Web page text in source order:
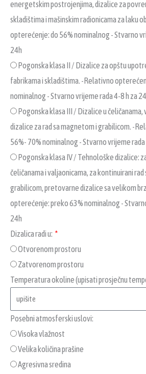
energetskim postrojenjima, dizalice za
skladištima i mašinskim radionicama za laku
opterećenje: do 56% nominalnog - Stvarno
24h
Pogonska klasa II / Dizalice za opštu
fabrikama i skladištima. -Relativno
nominalnog - Stvarno vrijeme rada 4-8 h za
Pogonska klasa III / Dizalice u čeličanama,
dizalice za rad sa magnetom i grabilicom. -
56%- 70% nominalnog - Stvarno vrijeme
Pogonska klasa IV / Tehnološke dizalice:
čeličanama i valjaonicama, za kontinuirani
grabilicom, pretovarne dizalice sa velikom
opterećenje: preko 63% nominalnog -
24h
Dizalica radi u:
Otvorenom prostoru
Zatvorenom prostoru
Temperatura okoline (upisati prosječnu
Posebni atmosferski uslovi:
Visoka vlažnost
Velika količina prašine
Agresivna sredina